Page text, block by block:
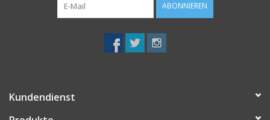
ABONNIEREN
Kundendienst